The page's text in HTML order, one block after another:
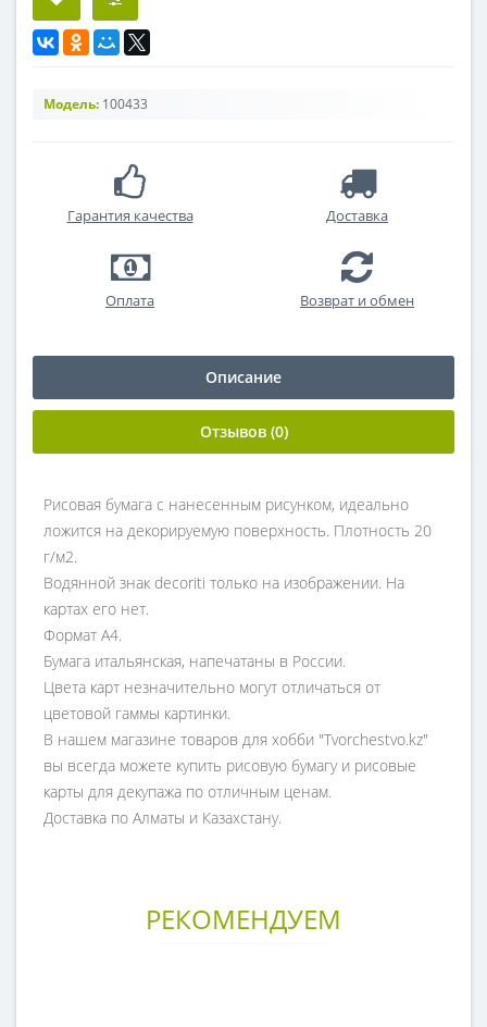
Модель: 100433
Гарантия качества Доставка
Оплата Возврат и обмен
Описание
Отзывов (0)
Рисовая бумага с нанесенным рисунком, идеально
ложится на декорируемую поверхность. Плотность 20
г/м2.
Водянной знак decoriti только на изображении. На
картах его нет.
Формат А4.
Бумага итальянская, напечатаны в России.
Цвета карт незначительно могут отличаться от
цветовой гаммы картинки.
В нашем магазине товаров для хобби "Tvorchestvo.kz"
вы всегда можете купить рисовую бумагу и рисовые
карты для декупажа по отличным ценам.
Доставка по Алматы и Казахстану.
РЕКОМЕНДУЕМ